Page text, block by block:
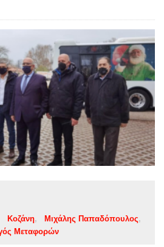
Κοζάνη
Μιχάλης Παπαδόπουλος
Μεταφορών